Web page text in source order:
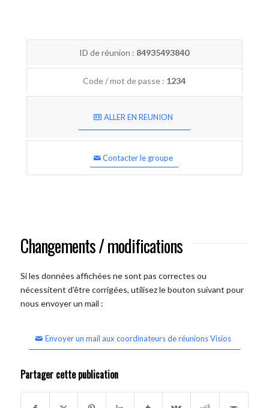
ID de réunion : 84935493840
Code / mot de passe : 1234
ALLER EN REUNION
Contacter le groupe
Changements / modifications
Si les données affichées ne sont pas correctes ou
nécessitent d'être corrigées, utilisez le bouton suivant pour
nous envoyer un mail :
Envoyer un mail aux coordinateurs de réunions Visios
Partager cette publication